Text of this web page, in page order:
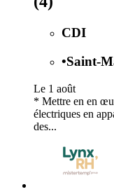
CDI
•Saint-
Le 1 août
* Mettre en en
électriques en
des...